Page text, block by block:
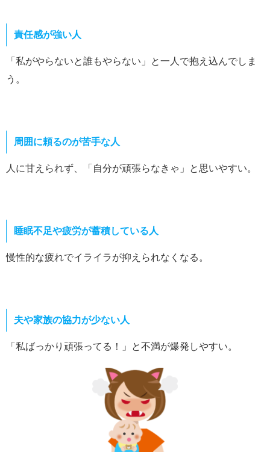
責任感が強い人
「私がやらないと誰もやらない」と一人で抱え込んでしま
う。
周囲に頼るのが苦手な人
人に甘えられず、「自分が頑張らなきゃ」と思いやすい。
睡眠不足や疲労が蓄積している人
慢性的な疲れでイライラが抑えられなくなる。
夫や家族の協力が少ない人
「私ばっかり頑張ってる！」と不満が爆発しやすい。